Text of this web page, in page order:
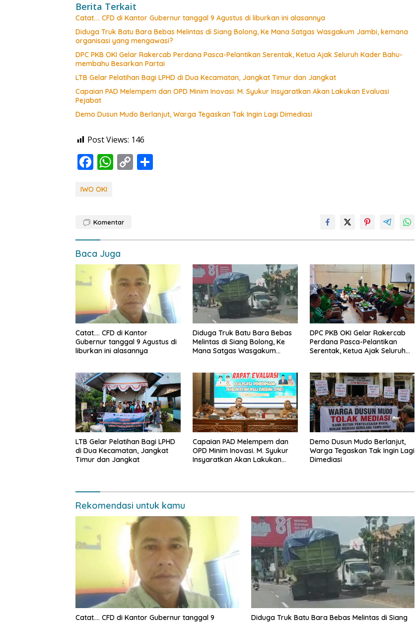
Berita Terkait
Catat…. CFD di Kantor Gubernur tanggal 9 Agustus di liburkan ini alasannya
Diduga Truk Batu Bara Bebas Melintas di Siang Bolong, Ke Mana Satgas Wasgakum Jambi, kemana
organisasi yang mengawasi?
DPC PKB OKI Gelar Rakercab Perdana Pasca-Pelantikan Serentak, Ketua Ajak Seluruh Kader Bahu-
membahu Besarkan Partai
LTB Gelar Pelatihan Bagi LPHD di Dua Kecamatan, Jangkat Timur dan Jangkat
Capaian PAD Melempem dan OPD Minim Inovasi. M. Syukur Insyaratkan Akan Lakukan Evaluasi
Pejabat
Demo Dusun Mudo Berlanjut, Warga Tegaskan Tak Ingin Lagi Dimediasi
Post Views: 146
F
e
o
o
k
W
A
p
p
C
n
IWO OKI
Komentar
Baca Juga
Catat…. CFD di Kantor
Gubernur tanggal 9 Agustus di
liburkan ini alasannya
Diduga Truk Batu Bara Bebas
Melintas di Siang Bolong, Ke
Mana Satgas Wasgakum
DPC PKB OKI Gelar Rakercab
Perdana Pasca-Pelantikan
Serentak, Ketua Ajak Seluruh
LTB Gelar Pelatihan Bagi LPHD
di Dua Kecamatan, Jangkat
Timur dan Jangkat
Capaian PAD Melempem dan
OPD Minim Inovasi. M. Syukur
Insyaratkan Akan Lakukan
Demo Dusun Mudo Berlanjut,
Warga Tegaskan Tak Ingin Lagi
Dimediasi
Rekomendasi untuk kamu
Catat…. CFD di Kantor Gubernur tanggal 9
Diduga Truk Batu Bara Bebas Melintas di Siang